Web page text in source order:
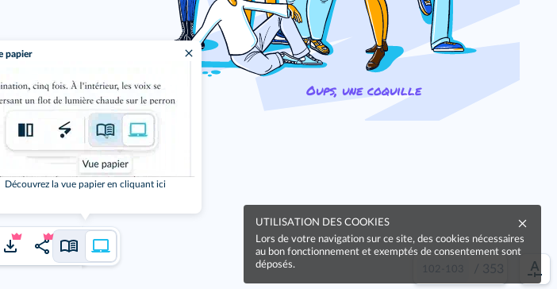
/ 353
papier
Découvrez la vue papier en cliquant ici
Oups, une coquille
UTILISATION DES COOKIES
Lors de votre navigation sur ce site, des cookies nécessaires
au bon fonctionnement et exemptés de consentement sont
déposés.